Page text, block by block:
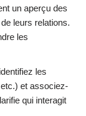
un aperçu des
leurs relations.
les
les
et associez-
qui interagit